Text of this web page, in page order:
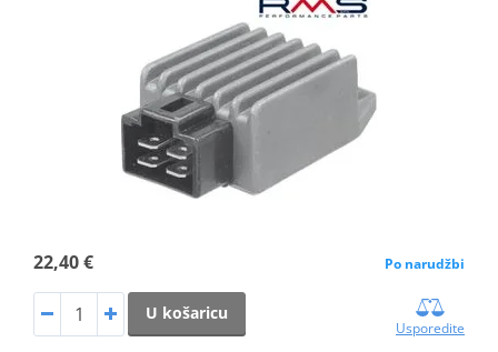
22,40 € Po narudžbi
U košaricu
Usporedite